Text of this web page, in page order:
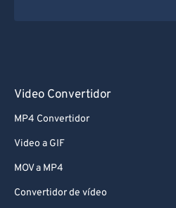
Video Convertidor
MP4 Convertidor
Video a GIF
MOV a MP4
Convertidor de vídeo